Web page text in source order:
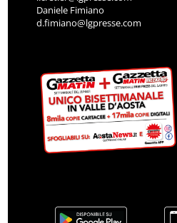
Daniele Fimiano
d.fimiano@lgpresse.com